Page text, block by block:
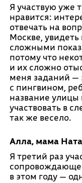
Я участвую уже
нравится:
отвечать на
Москве,
сложными
потому что
и их сложно
меня заданий —
с пингвином,
название улицы
участвовать в
так же весело.
Алла, мама
Я третий раз
в этом году —